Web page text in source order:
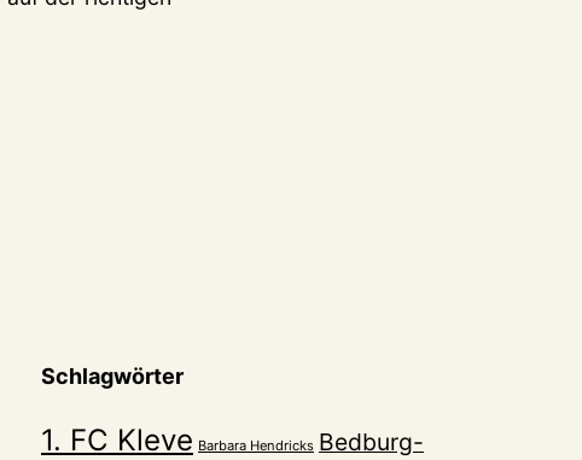
Schlagwörter
1. FC Kleve Barbara Hendricks Bedburg-